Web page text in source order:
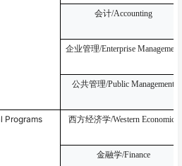
会计/Accounting
企业管理/Enterprise Management
公共管理/Public Management
Programs 西方经济学/Western Economics
金融学/Finance